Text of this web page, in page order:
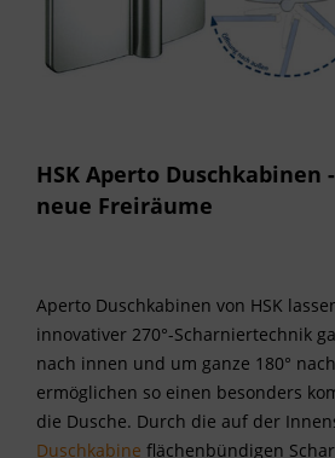
HSK Aperto
neue Freiräume
Aperto Duschkabinen von HSK
innovativer 270°-Scharniertechnik
nach innen und um ganze 180°
ermöglichen so einen besonders
die Dusche. Durch die auf der
Duschkabine flächenbündigen